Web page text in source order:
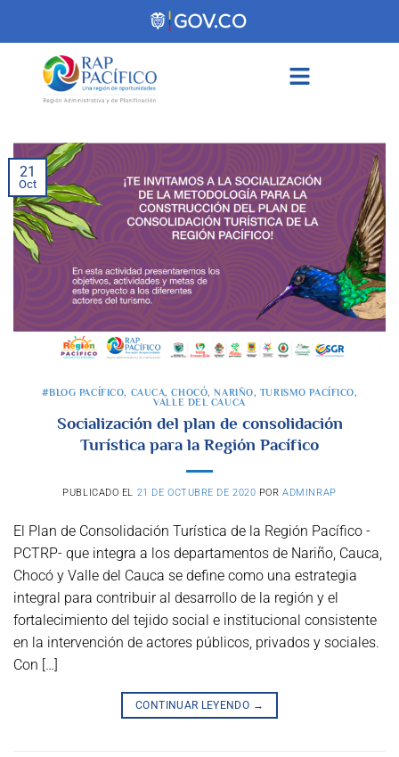
21
Oct
#BLOG PACÍFICO, CAUCA,CHOCÓ,NARIÑO, TURISMO PACÍFICO,
VALLE DEL CAUCA
Socialización del plan de consolidación
Turística para la Región Pacífico
PUBLICADO EL 21 DE OCTUBRE DE 2020 PORADMINRAP
El Plan de Consolidación Turística de la Región Pacífico -
PCTRP- que integra a los departamentos de Nariño, Cauca,
Chocó y Valle del Cauca se define como una estrategia
integral para contribuir al desarrollo de la región y el
fortalecimiento del tejido social e institucional consistente
en la intervención de actores públicos, privados y sociales.
Con […]
CONTINUAR LEYENDO →